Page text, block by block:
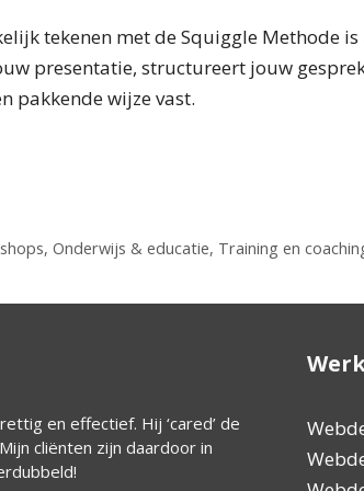
tekenen met de Squiggle Methode
presentatie, structureert jouw
pakkende wijze vast.
, Onderwijs & educatie, Training en
over Wim. We hebben
met bedrijven die ons
en kunnen dus goed
Ik ben zeer
deskundige
hulpvaardig